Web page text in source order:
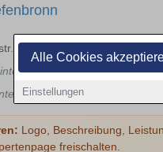
Alle Cookies
Einstellungen
54, 75233 Tiefenbronn
Logo, Beschreibung,
freischalten.